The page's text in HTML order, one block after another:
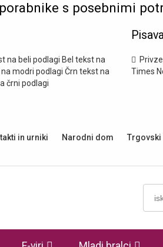
s posebnimi
na beli podlagi Bel tekst na
modri podlagi Črn tekst na
črni podlagi
Times
in urniki Narodni dom Trgovski